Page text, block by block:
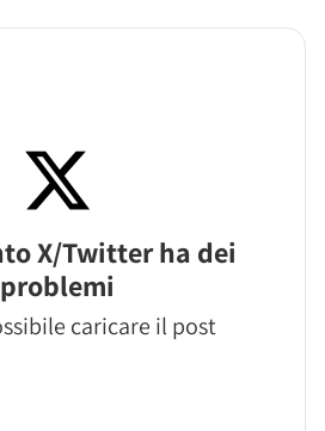
X/Twitter ha dei
problemi
caricare il post